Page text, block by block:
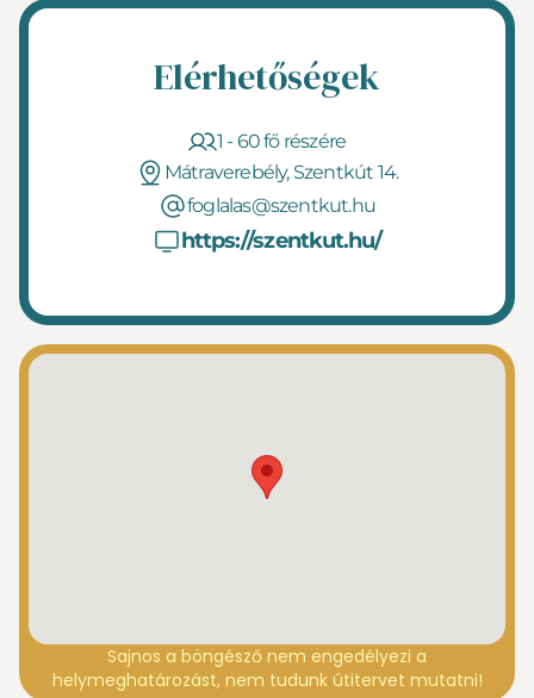
Elérhetőségek
1 - 60 fő részére
Mátraverebély, Szentkút 14.
foglalas@szentkut.hu
https://szentkut.hu/
Sajnos a böngésző nem engedélyezi a
helymeghatározást, nem tudunk útitervet mutatni!